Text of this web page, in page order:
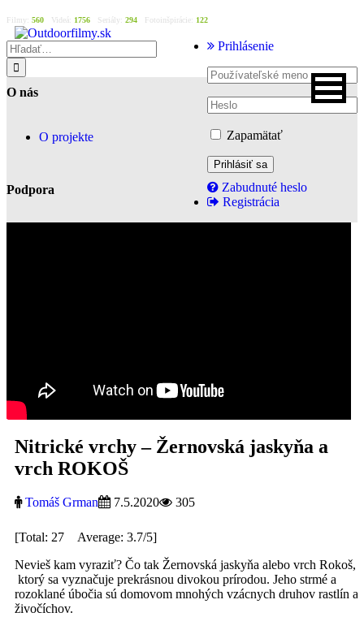
Filmy: 560 Videá: 1756 Seriály: 294 Fotoinšpirácie: 122
Prihlásenie
Zapamätať
Zabudnuté heslo
Registrácia
Nitrické vrchy – Žernovská jaskyňa a
vrch ROKOŠ
Tomáš Grman 7.5.2020 305
[Total: 27 Average: 3.7/5]
Nevieš kam vyraziť? Čo tak Žernovská jaskyňa alebo vrch Rokoš,
ktorý sa vyznačuje prekrásnou divokou prírodou. Jeho strmé a
rozoklané úbočia sú domovom mnohých vzácnych druhov rastlín a
živočíchov.
O nás
O projekte
Podpora